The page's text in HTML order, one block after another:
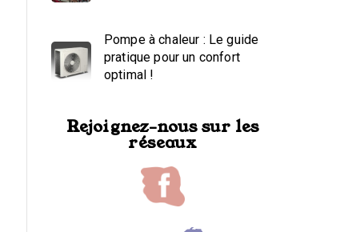
Pompe à chaleur : Le guide
pratique pour un confort
optimal !
Rejoignez-nous sur les
réseaux